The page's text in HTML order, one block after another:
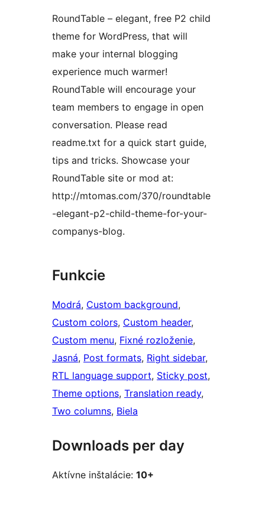
RoundTable – elegant, free P2 child
theme for WordPress, that will
make your internal blogging
experience much warmer!
RoundTable will encourage your
team members to engage in open
conversation. Please read
readme.txt for a quick start guide,
tips and tricks. Showcase your
RoundTable site or mod at:
http://mtomas.com/370/roundtable
-elegant-p2-child-theme-for-your-
companys-blog.
Funkcie
Modrá, Custom background
Custom colors, Custom header
Custom menu, Fixné rozloženie
Jasná, Post formats, Right sidebar
RTL language support, Sticky post
Theme options, Translation ready
Two columns, Biela
Downloads per day
Aktívne inštalácie: 10+